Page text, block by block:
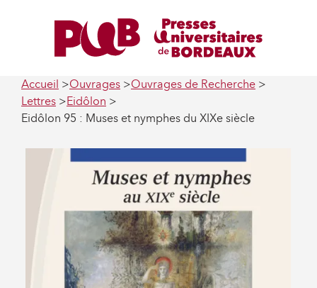
Accueil Ouvrages
Ouvrages de Recherche
Lettres
Eidôlon
Eidôlon 95 : Muses et nymphes du XIXe siècle